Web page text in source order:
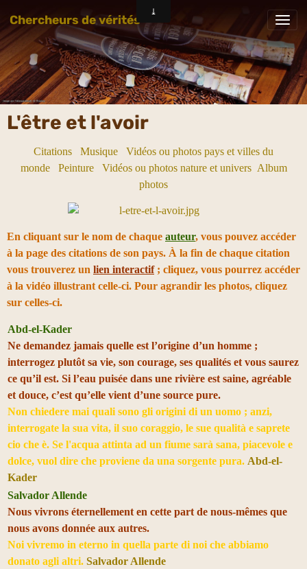
Chercheurs de vérités
L'être et l'avoir
Citations Musique
Vidéos ou photos pays et villes du
monde
Peinture Vidéos ou photos nature et univers Album
photos
En cliquant sur le nom de chaque auteur, vous pouvez accéder
à la page des citations de son pays. À la fin de chaque citation
vous trouverez un lien interactif; cliquez, vous pourrez accéder
à la vidéo illustrant celle-ci. Pour agrandir les photos, cliquez
sur celles-ci.
Abd-el-Kader
Ne demandez jamais quelle est l’origine d’un homme ;
interrogez plutôt sa vie, son courage, ses qualités et vous saurez
ce qu’il est. Si l’eau puisée dans une rivière est saine, agréable
et douce, c’est qu’elle vient d’une source pure.
Non chiedere mai quali sono gli origini di un uomo ; anzi,
interrogate la sua vita, il suo coraggio, le sue qualità e saprete
cio che è. Se l'acqua attinta ad un fiume sarà sana, piacevole e
dolce, vuol dire che proviene da una sorgente pura. Abd-el-
Kader
Salvador Allende
Nous vivrons éternellement en cette part de nous-mêmes que
nous avons donnée aux autres.
Noi vivremo in eterno in quella parte di noi che abbiamo
donato agli altri. Salvador Allende